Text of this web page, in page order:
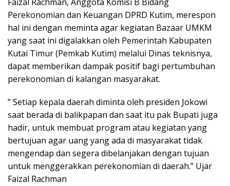
Perekonomian dan Keuangan DPRD Kutim, merespon
hal ini dengan meminta agar kegiatan Bazaar UMKM
yang saat ini digalakkan oleh Pemerintah Kabupaten
Kutai Timur (Pemkab Kutim) melalui Dinas teknisnya,
dapat memberikan dampak positif bagi pertumbuhan
perekonomian di kalangan masyarakat.
” Setiap kepala daerah diminta oleh presiden Jokowi
saat berada di balikpapan dan saat itu pak Bupati juga
hadir, untuk membuat program atau kegiatan yang
bertujuan agar uang yang ada di masyarakat tidak
mengendap dan segera dibelanjakan dengan tujuan
untuk menggerakkan perekonomian di daerah.” Ujar
Faizal Rachman